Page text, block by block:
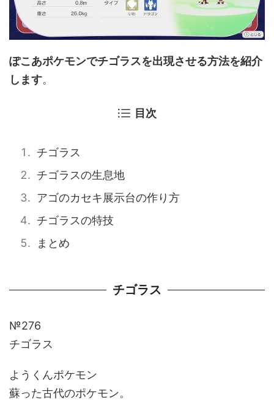
ぽこあポケモンでチゴラスを出現させる方法を紹介
します。
目次
チゴラス
チゴラスの生息地
アゴのカセキ展示台の作り方
チゴラスの特技
まとめ
チゴラス
№276
チゴラス
ようくんポケモン
蘇った古代のポケモン。